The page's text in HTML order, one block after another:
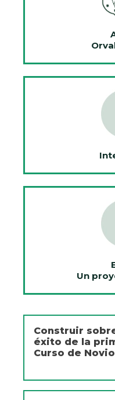
Un
Construir
éxito de la
Curso de